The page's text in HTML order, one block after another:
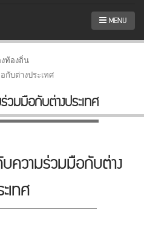
MENU
ท้องถิ่น
กับต่างประเทศ
มมือกับต่างประเทศ
ความร่วมมือกับต่าง
เทศ